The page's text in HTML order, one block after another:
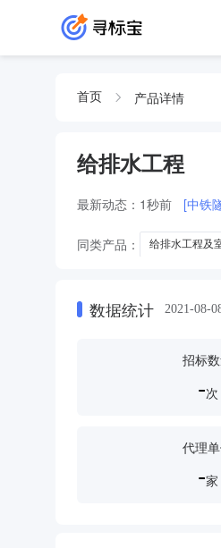
首页 产品详情
给排水工程
最新动态： 1秒前 [中铁
同类产品： 给排水工程及
数据统计 2021-08-
招标
-次
代理
-家